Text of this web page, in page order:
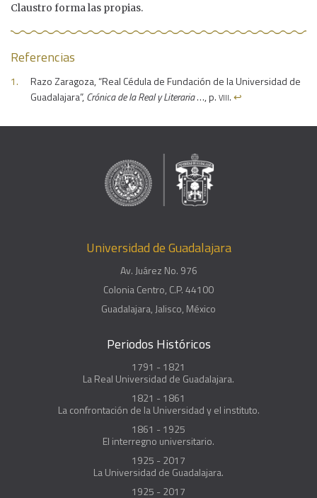
Claustro forma las propias.
Referencias
Razo Zaragoza, “Real Cédula de Fundación de la Universidad de
Guadalajara”,Crónica de la Real y Literaria…, p.viii.↩︎
Universidad de Guadalajara
Av. Juárez No. 976
Colonia Centro, C.P. 44100
Guadalajara, Jalisco, México
Periodos Históricos
1791 - 1821
La Real Universidad de Guadalajara.
1821 - 1861
La confrontación de la Universidad y el instituto.
1861 - 1925
El interregno universitario.
1925 - 2017
La Universidad de Guadalajara.
1925 - 2017